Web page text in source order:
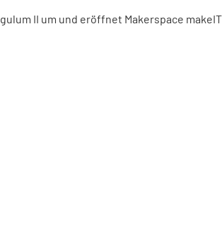
II um und eröffnet Makerspace makeIT.